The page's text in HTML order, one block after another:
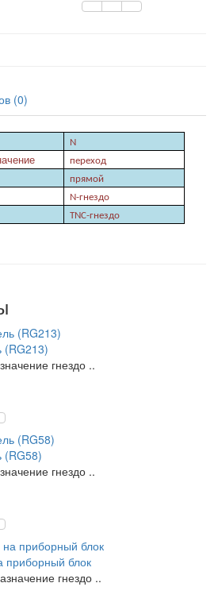
(0)
N
переход
прямой
N-гнездо
TNC-гнездо
(RG213)
гнездо ..
(RG58)
гнездо ..
приборный блок
гнездо ..